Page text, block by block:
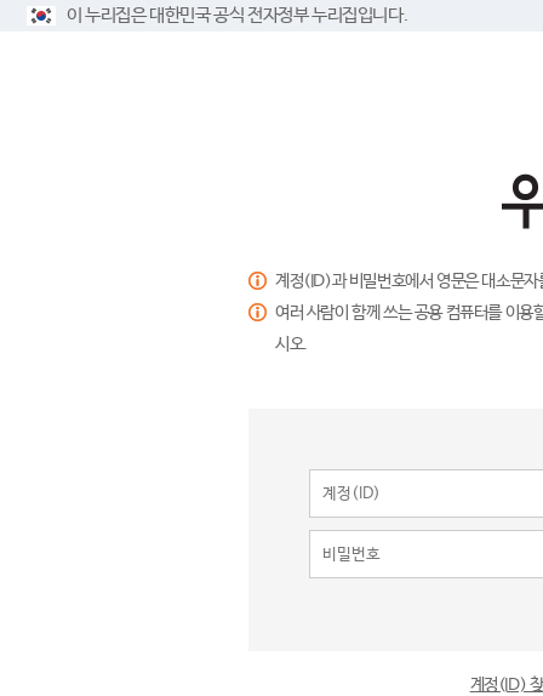
이 누리집은 대한민국 공식 전자정부 누리집입니다.
계정(ID)과 비밀번호에서 영문은 대소문
여러 사람이 함께 쓰는 공용 컴퓨터를 이
시오.
계정(ID)